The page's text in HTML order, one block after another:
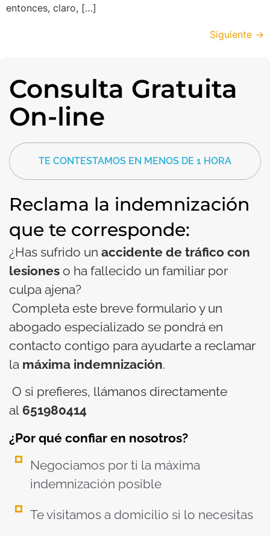
entonces, claro, […]
Siguiente →
Consulta Gratuita
On-line
TE CONTESTAMOS EN MENOS DE 1 HORA
Reclama la indemnización
que te corresponde:
¿Has sufrido un accidente de tráfico con
lesiones o ha fallecido un familiar por
culpa ajena?
Completa este breve formulario y un
abogado especializado se pondrá en
contacto contigo para ayudarte a reclamar
la máxima indemnización.
O si prefieres, llámanos directamente
al 651980414
¿Por qué confiar en nosotros?
Negociamos por ti la máxima
indemnización posible
Te visitamos a domicilio si lo necesitas